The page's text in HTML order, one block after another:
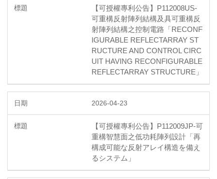
【可授權專利公告】P112008US-
可重構反射陣列結構及具可重構反
射陣列結構之控制電路「RECONF
IGURABLE REFLECTARRAY ST
RUCTURE AND CONTROL CIRC
UIT HAVING RECONFIGURABLE
REFLECTARRAY STRUCTURE」
2026-04-23
【可授權專利公告】P112009JP-可
重構智慧面之低功耗陣列設計「再
構成可能な反射アレイ構造を備え
るシステム」